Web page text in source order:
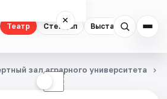
Театр Стендап Выставки
×
☾
зал аграрного университета